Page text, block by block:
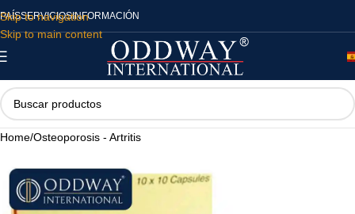
Skip to navigation
Skip to main content
PAÍSSERVICIOSINFORMACIÓN
Home/Osteoporosis - Artritis